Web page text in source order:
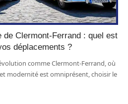
Clermont-Ferrand : quel est
déplacements ?
comme Clermont-Ferrand, où
modernité est omniprésent, choisir le